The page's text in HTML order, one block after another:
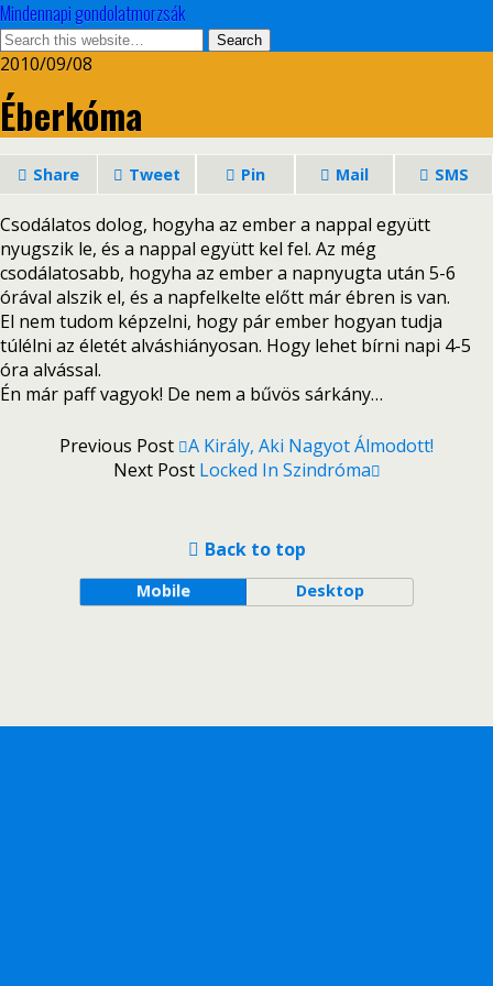
Mindennapi gondolatmorzsák
2010/09/08
Éberkóma
Share Tweet Pin Mail SMS
Csodálatos dolog, hogyha az ember a nappal együtt
nyugszik le, és a nappal együtt kel fel. Az még
csodálatosabb, hogyha az ember a napnyugta után 5-6
órával alszik el, és a napfelkelte előtt már ébren is van.
El nem tudom képzelni, hogy pár ember hogyan tudja
túlélni az életét alváshiányosan. Hogy lehet bírni napi 4-5
óra alvással.
Én már paff vagyok! De nem a bűvös sárkány…
Previous Post A Király, Aki Nagyot Álmodott!
Next Post Locked In Szindróma
Back to top
Mobile Desktop